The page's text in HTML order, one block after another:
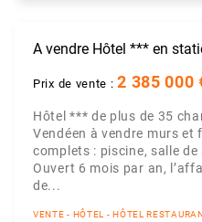
A vendre Hôtel *** en
Prix de vente :2 385 000
Hôtel *** de plus de 35
Vendéen à vendre murs et
complets : piscine, salle
Ouvert 6 mois par an,
de...
VENTE - HÔTEL - HÔTEL